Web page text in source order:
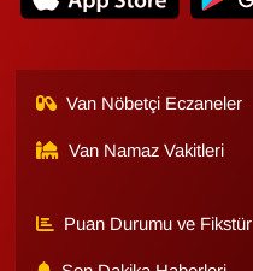
Van Nöbetçi Eczaneler
Van Namaz Vakitleri
Puan Durumu ve Fikstür